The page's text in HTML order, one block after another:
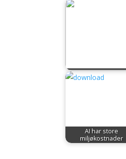
AI har store
miljøkostnader